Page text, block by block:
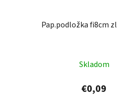
Pap.podložka fi8cm
Skladom
€0,09